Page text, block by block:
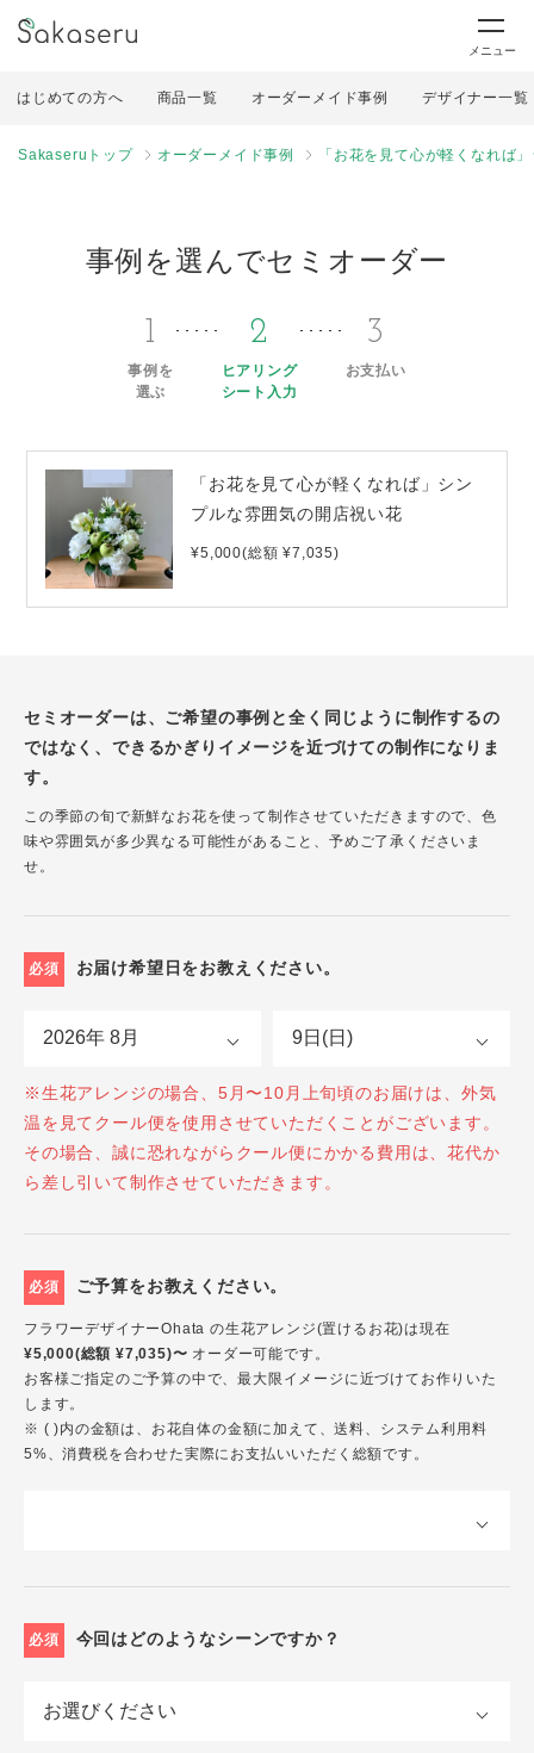
メニュー
はじめての方へ 商品一覧 オーダーメイド事例 デザイナー一覧
Sakaseruトップ オーダーメイド事例 「お花を見て心が軽くなれば
事例を選んでセミオーダー
1
事例を
選ぶ
2
ヒアリング
シート入力
3
お支払い
「お花を見て心が軽くなれば」シン
プルな雰囲気の開店祝い花
¥5,000(総額 ¥7,035)
セミオーダーは、ご希望の事例と全く同じように制作するの
ではなく、できるかぎりイメージを近づけての制作になりま
す。
この季節の旬で新鮮なお花を使って制作させていただきますので、色
味や雰囲気が多少異なる可能性があること、予めご了承くださいま
せ。
必須 お届け希望日をお教えください。
※生花アレンジの場合、5月〜10月上旬頃のお届けは、外気
温を見てクール便を使用させていただくことがございます。
その場合、誠に恐れながらクール便にかかる費用は、花代か
ら差し引いて制作させていただきます。
必須 ご予算をお教えください。
フラワーデザイナーOhata の生花アレンジ(置けるお花)は現在
¥5,000(総額 ¥7,035)〜 オーダー可能です。
お客様ご指定のご予算の中で、最大限イメージに近づけてお作りいた
します。
※ ( )内の金額は、お花自体の金額に加えて、送料、システム利用料
5%、消費税を合わせた実際にお支払いいただく総額です。
必須 今回はどのようなシーンですか？